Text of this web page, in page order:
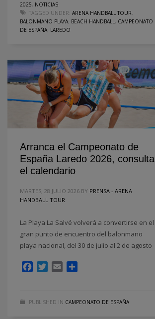
2025, NOTICIAS
TAGGED UNDER: ARENA HANDBALL TOUR,
BALONMANO PLAYA, BEACH HANDBALL, CAMPEONATO
DE ESPAÑA, LAREDO
Arranca el Campeonato de
España Laredo 2026, consulta
el calendario
MARTES, 28 JULIO 2026 BY PRENSA - ARENA
HANDBALL TOUR
La Playa La Salvé volverá a convertirse en el
gran punto de encuentro del balonmano
playa nacional, del 30 de julio al 2 de agosto
FacebookTwitter
Email
PUBLISHED IN CAMPEONATO DE ESPAÑA